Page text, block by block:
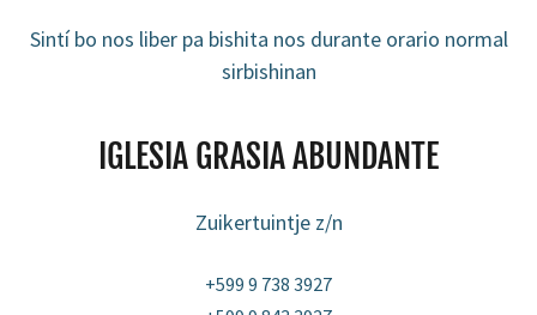
Sintí bo nos liber pa bishita nos durante orario normal
sirbishinan
IGLESIA GRASIA ABUNDANTE
Zuikertuintje z/n
+599 9 738 3927